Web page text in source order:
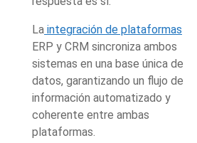
La integración de plataformas
ERP y CRM sincroniza ambos
sistemas en una base única de
datos, garantizando un flujo de
información automatizado y
coherente entre ambas
plataformas.